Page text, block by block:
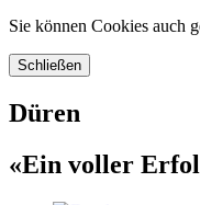
Sie können Cookies auch
Schließen
Düren
«Ein voller